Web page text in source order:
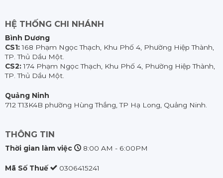
HỆ THỐNG CHI NHÁNH
Bình Dương
CS1:168 Phạm Ngọc Thạch, Khu Phố 4, Phường Hiệp Thành,
TP. Thủ Dầu Một.
CS2:174 Phạm Ngọc Thạch, Khu Phố 4, Phường Hiệp Thành,
TP. Thủ Dầu Một.
Quảng Ninh
712 T13K4B phường Hùng Thắng, TP Hạ Long, Quảng Ninh.
THÔNG TIN
Thời gian làm việc 8:00 AM - 6:00PM
Mã Số Thuế 0306415241